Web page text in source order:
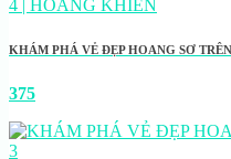
KHÁM PHÁ VẺ ĐẸP HOANG SƠ
375